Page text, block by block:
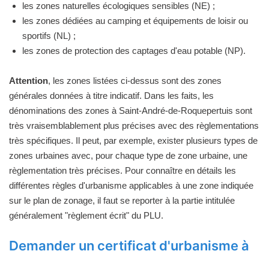
les zones naturelles écologiques sensibles (NE) ;
les zones dédiées au camping et équipements de loisir ou
sportifs (NL) ;
les zones de protection des captages d'eau potable (NP).
Attention, les zones listées ci-dessus sont des zones
générales données à titre indicatif. Dans les faits, les
dénominations des zones à Saint-André-de-Roquepertuis sont
très vraisemblablement plus précises avec des règlementations
très spécifiques. Il peut, par exemple, exister plusieurs types de
zones urbaines avec, pour chaque type de zone urbaine, une
règlementation très précises. Pour connaître en détails les
différentes règles d'urbanisme applicables à une zone indiquée
sur le plan de zonage, il faut se reporter à la partie intitulée
généralement "règlement écrit" du PLU.
Demander un certificat d'urbanisme à